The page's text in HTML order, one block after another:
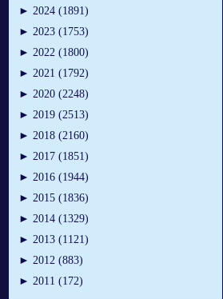
► 2024 (1891)
► 2023 (1753)
► 2022 (1800)
► 2021 (1792)
► 2020 (2248)
► 2019 (2513)
► 2018 (2160)
► 2017 (1851)
► 2016 (1944)
► 2015 (1836)
► 2014 (1329)
► 2013 (1121)
► 2012 (883)
► 2011 (172)